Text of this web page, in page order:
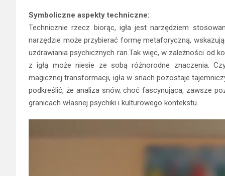
Symboliczne aspekty techniczne:
Technicznie rzecz biorąc, igła jest narzędziem
narzędzie może przybierać formę metaforyczną,
uzdrawiania psychicznych ran.Tak więc, w zależności od
z igłą może niesie ze sobą różnorodne znaczenia.
magicznej transformacji, igła w snach pozostaje
podkreślić, że analiza snów, choć fascynująca, zawsze
granicach własnej psychiki i kulturowego kontekstu.